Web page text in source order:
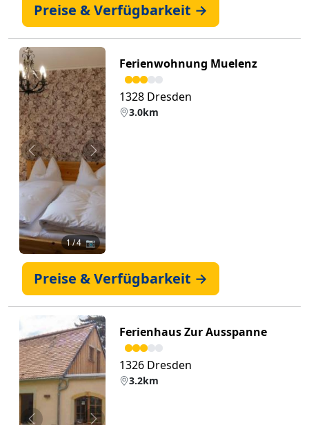
Preise & Verfügbarkeit →
Zurück Weiter
1/ 4 📷
Ferienwohnung Muelenz
1328 Dresden
3.0km
Preise & Verfügbarkeit →
Ferienhaus Zur Ausspanne
1326 Dresden
3.2km